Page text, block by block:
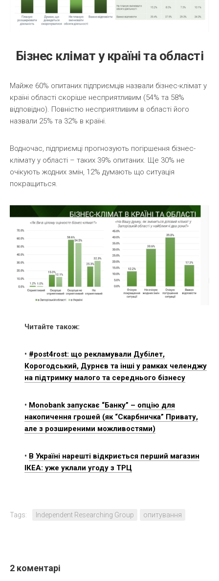
Бізнес клімат у країні та області
Майже 60% опитаних підприємців назвали бізнес-клімат у
країні області скоріше несприятливим (54% та 58%
відповідно). Повністю несприятливим в області його
назвали 25% та 32% в країні.
Водночас, підприємці прогнозують погіршення бізнес-
клімату у області – таких 39% опитаних. Ще 30% не
очікують жодних змін, 12% думають що ситуація
покращиться.
Читайте також:
• #post4rost: що рекламували Дубілет,
Корогодський, Дурнєв та інші у рамках челенджу
на підтримку малого та середнього бізнесу
• Monobank запускає “Банку” – опцію для
накопичення грошей (як “Скарбничка” Привату,
але з розширеними можливостями)
• В Україні нарешті відкриється перший магазин
ІКЕА: уже уклали угоду з ТРЦ
Tags: Independent Researching Group опитування
2 коментарі